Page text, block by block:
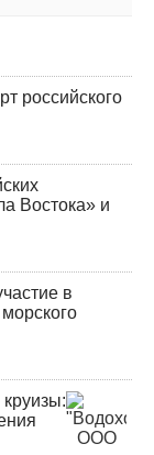
российского
Востока» и
в